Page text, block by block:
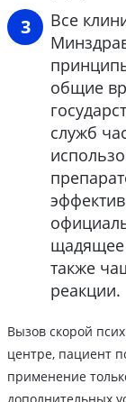
Все
общие
служб
щадящее
также
реакции.
Вызов скорой
центре, пациент
применение
дополнительных